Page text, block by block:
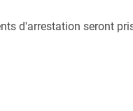
d'arrestation seront